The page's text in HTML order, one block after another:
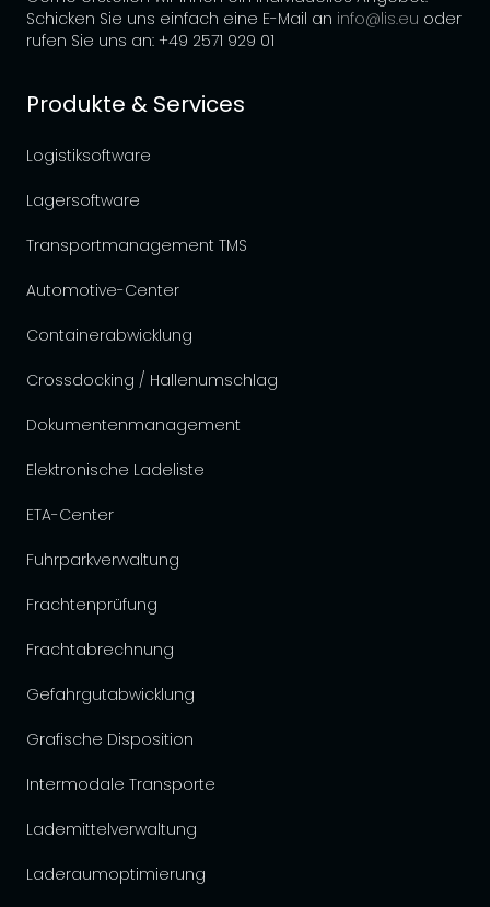
Schicken Sie uns einfach eine E-Mail an info@lis.eu oder
rufen Sie uns an: +49 2571 929 01
Produkte & Services
Logistiksoftware
Lagersoftware
Transportmanagement TMS
Automotive-Center
Containerabwicklung
Crossdocking / Hallenumschlag
Dokumentenmanagement
Elektronische Ladeliste
ETA-Center
Fuhrparkverwaltung
Frachtenprüfung
Frachtabrechnung
Gefahrgutabwicklung
Grafische Disposition
Intermodale Transporte
Lademittelverwaltung
Laderaumoptimierung